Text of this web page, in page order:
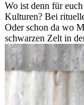
Wo ist denn für
Kulturen? Bei
Oder schon da wo
schwarzen Zelt in